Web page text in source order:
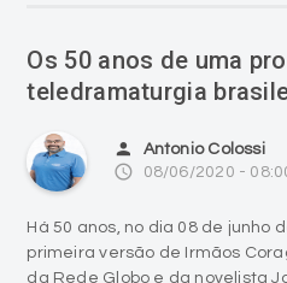
person Antonio Colossi
access_time 08/06/2020 -
Há 50 anos, no dia 08 de junho
primeira versão de Irmãos
protagonizada por Tarcísio
Cavalcanti, que viviam os